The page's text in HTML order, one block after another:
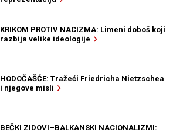
KRIKOM PROTIV NACIZMA: Limeni doboš koji
razbija velike ideologije
HODOČAŠĆE: Tražeći Friedricha Nietzschea
i njegove misli
BEČKI ZIDOVI–BALKANSKI NACIONALIZMI: